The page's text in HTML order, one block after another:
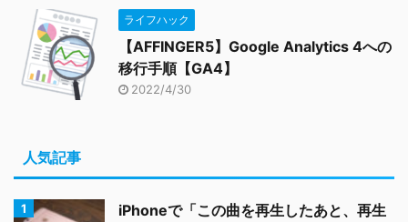
ライフハック
【AFFINGER5】Google Analytics 4への
移行手順【GA4】
2022/4/30
人気記事
iPhoneで「この曲を再生したあと、再生